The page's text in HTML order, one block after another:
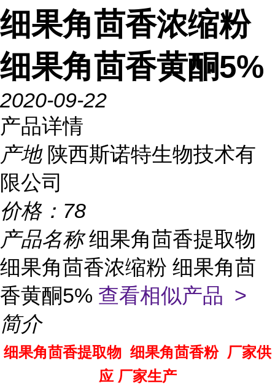
细果角茴香浓缩粉
细果角茴香黄酮5%
2020-09-22
产品详情
产地 陕西斯诺特生物技术有
限公司
价格： 78
产品名称细果角茴香提取物
细果角茴香浓缩粉 细果角茴
香黄酮5% 查看相似产品 >
简介
细果角茴香提取物 细果角茴香粉 厂家供
应 厂家生产